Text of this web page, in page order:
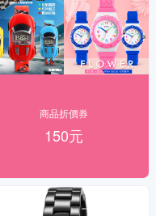
商品折價券
150元